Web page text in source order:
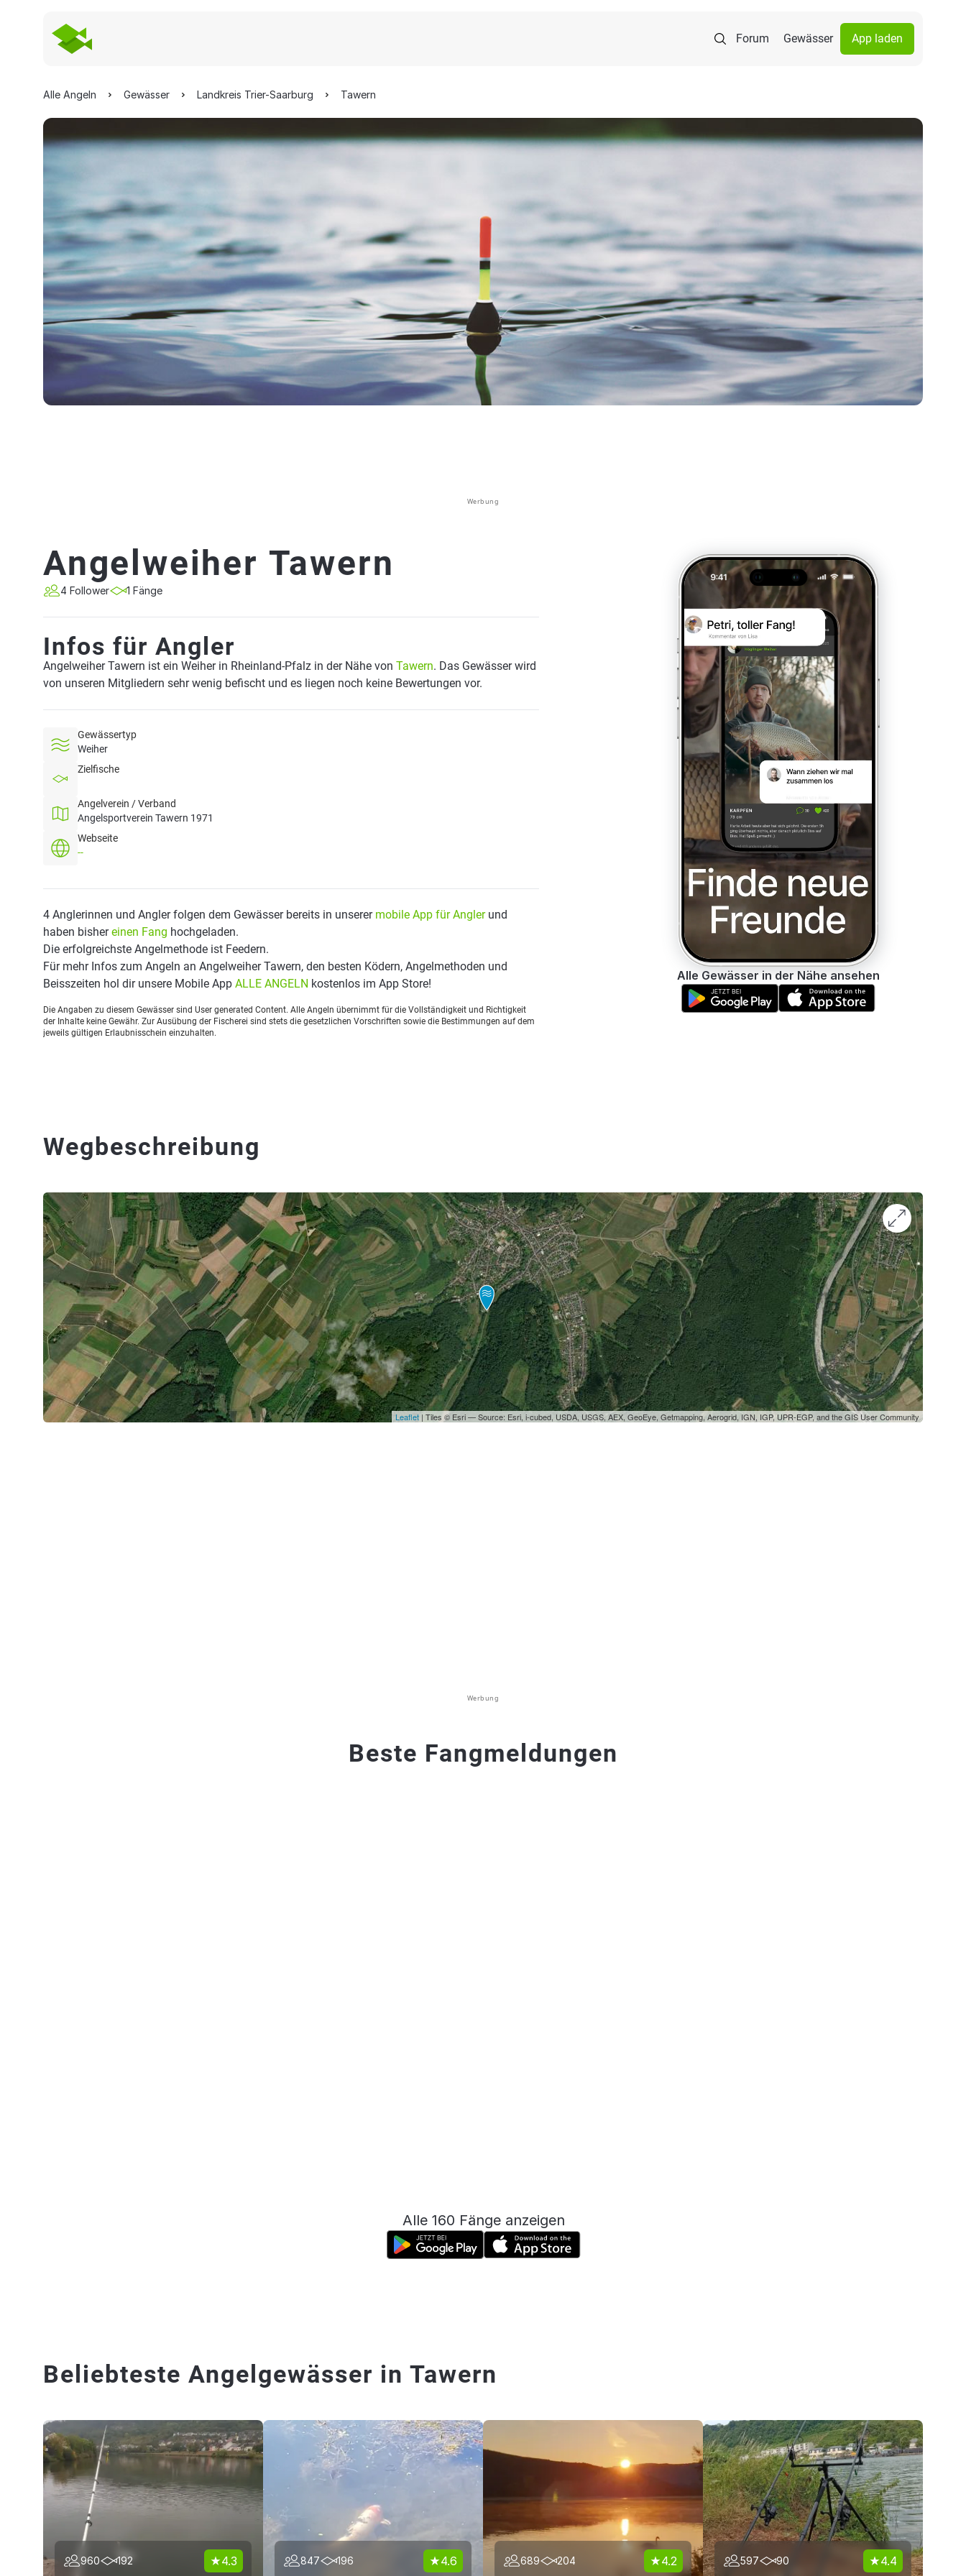
Forum Gewässer App laden
Alle Angeln Gewässer Landkreis Trier-Saarburg Tawern
Werbung
Angelweiher Tawern
4 Follower 1 Fänge
Infos für Angler
Angelweiher Tawern ist ein Weiher in Rheinland-Pfalz in der Nähe von Tawern. Das Gewässer wird
von unseren Mitgliedern sehr wenig befischt und es liegen noch keine Bewertungen vor.
Gewässertyp
Weiher
Zielfische
Angelverein / Verband
Angelsportverein Tawern 1971
Webseite
--
4 Anglerinnen und Angler folgen dem Gewässer bereits in unserer mobile App für Anglerund
haben bishereinen Fang hochgeladen.
Die erfolgreichste Angelmethode ist Feedern.
Für mehr Infos zum Angeln an Angelweiher Tawern, den besten Ködern, Angelmethoden und
Beisszeiten hol dir unsere Mobile App ALLE ANGELN kostenlos im App Store!
Die Angaben zu diesem Gewässer sind User generated Content. Alle Angeln übernimmt für die Vollständigkeit und Richtigkeit
der Inhalte keine Gewähr. Zur Ausübung der Fischerei sind stets die gesetzlichen Vorschriften sowie die Bestimmungen auf dem
jeweils gültigen Erlaubnisschein einzuhalten.
Alle Gewässer in der Nähe ansehen
Wegbeschreibung
Leaflet | Tiles © Esri — Source: Esri, i-cubed, USDA, USGS, AEX, GeoEye, Getmapping, Aerogrid, IGN, IGP, UPR-EGP, and the GIS User Community
Werbung
Beste Fangmeldungen
Alle 160 Fänge anzeigen
Beliebteste Angelgewässer in Tawern
960 192 4.3 847 196 4.6 689 204 4.2 597 90 4.4